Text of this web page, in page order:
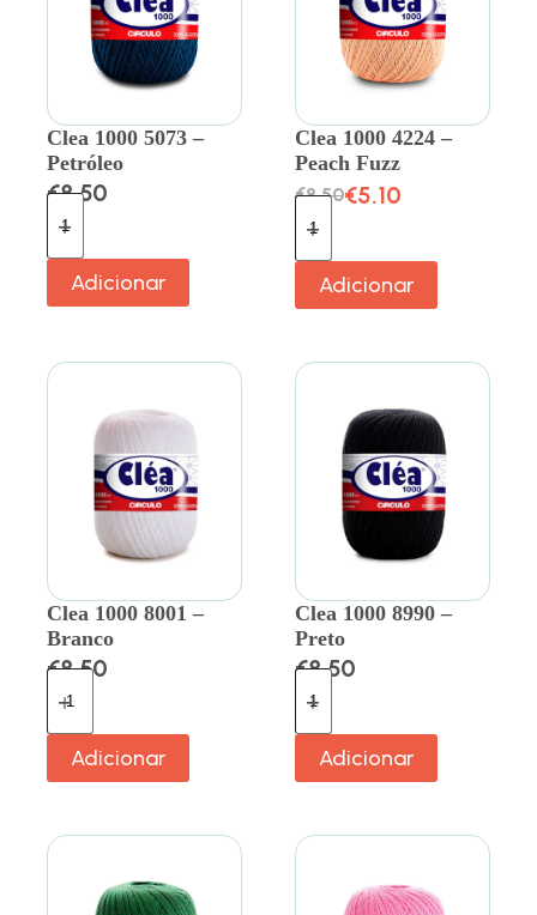
Clea 1000 5073 –
Petróleo
€8.50
Adicionar
Clea 1000 4224 –
Peach Fuzz
€8.50€5.10
Adicionar
Clea 1000 8001 –
Branco
€8.50
Adicionar
Clea 1000 8990 –
Preto
€8.50
Adicionar